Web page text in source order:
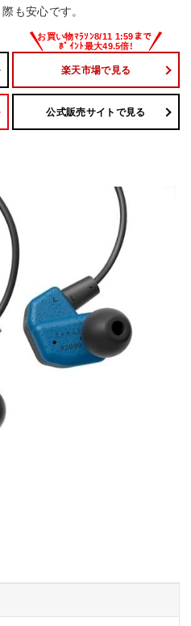
も安心です。
楽天市場で見る
公式販売サイトで見る